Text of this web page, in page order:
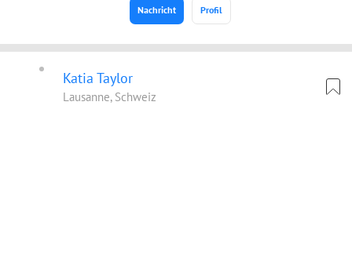
Profil
Nachricht
Katia Taylor
Lausanne, Schweiz